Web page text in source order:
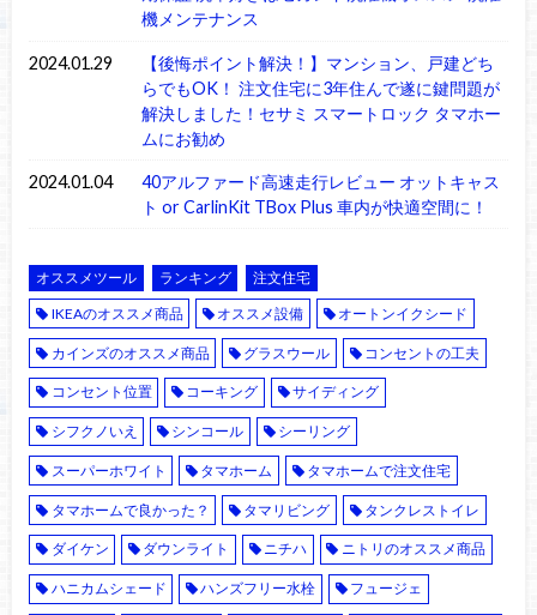
機メンテナンス
2024.01.29
【後悔ポイント解決！】マンション、戸建どち
らでもOK！ 注文住宅に3年住んで遂に鍵問題が
解決しました！セサミ スマートロック タマホー
ムにお勧め
2024.01.04
40アルファード高速走行レビュー オットキャス
ト or CarlinKit TBox Plus 車内が快適空間に！
オススメツール ランキング
注文住宅
IKEAのオススメ商品
オススメ設備 オートンイクシード
カインズのオススメ商品 グラスウール コンセントの工夫
コンセント位置 コーキング サイディング
シフクノいえ シンコール シーリング
スーパーホワイト タマホーム タマホームで注文住宅
タマホームで良かった？ タマリビング タンクレストイレ
ダイケン ダウンライト ニチハ ニトリのオススメ商品
ハニカムシェード ハンズフリー水栓 フュージェ